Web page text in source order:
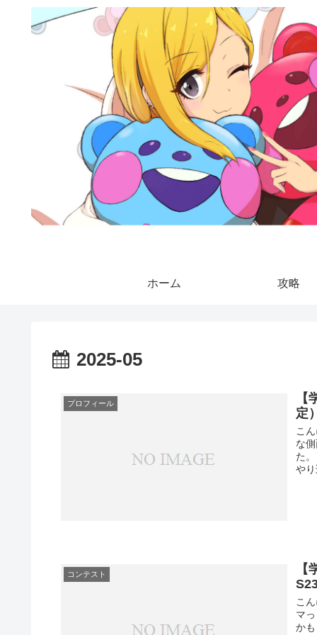
ホーム 攻略
2025-05
プロフィール
定
こ
な
た
や
コンテスト
こ
マ
か